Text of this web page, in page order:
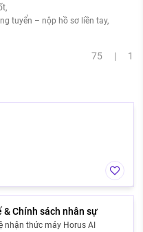
tuyển – nộp hồ sơ liền tay
75 | 1
& Chính sách nhân sự
nhận thức máy Horus AI